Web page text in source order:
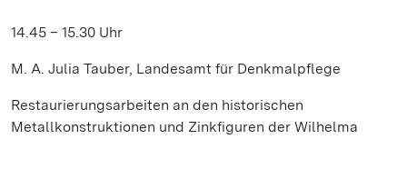
14.45 – 15.30 Uhr
M. A. Julia Tauber, Landesamt für Denkmalpflege
Restaurierungsarbeiten an den historischen
Metallkonstruktionen und Zinkfiguren der Wilhelma